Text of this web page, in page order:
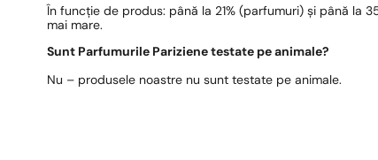
În funcție de produs: până la 21% (parfumuri) și până la
mai mare.
Sunt Parfumurile Pariziene testate pe animale?
Nu – produsele noastre nu sunt testate pe animale.